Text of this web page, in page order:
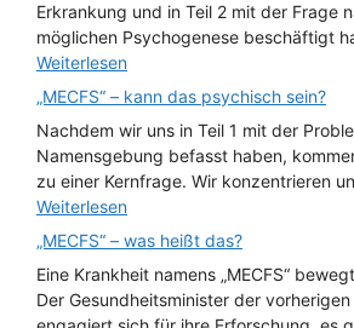
Erkrankung und in Teil 2 mit der Frage
möglichen Psychogenese beschäftigt
Weiterlesen
„MECFS“ – kann das psychisch sein?
Nachdem wir uns in Teil 1 mit der
Namensgebung befasst haben,
zu einer Kernfrage. Wir konzentrieren
Weiterlesen
„MECFS“ – was heißt das?
Eine Krankheit namens „MECFS“
Der Gesundheitsminister der